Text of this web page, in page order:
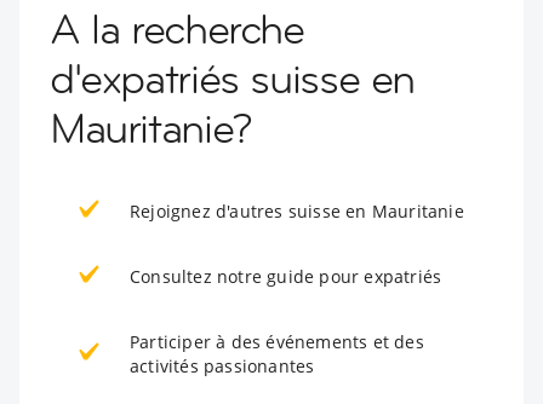
A la recherche
d'expatriés suisse en
Mauritanie?
Rejoignez d'autres suisse en Mauritanie
Consultez notre guide pour expatriés
Participer à des événements et des
activités passionantes